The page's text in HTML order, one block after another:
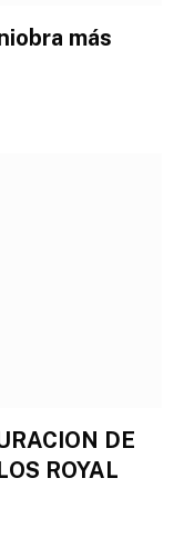
más
DE
ROYAL